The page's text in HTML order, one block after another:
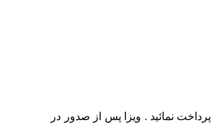
نمائید . ویزا پس از صدور در